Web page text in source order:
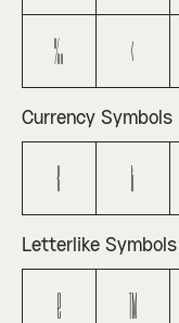
‰ ‹
Currency Symbols
€ ₺
Letterlike Symbols
ℓ ™